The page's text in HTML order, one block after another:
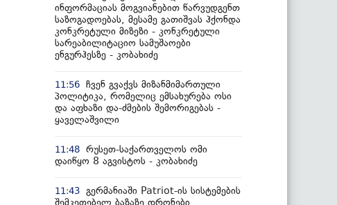
ინფორმაციას მოგვიანებით წარვუდგენთ
საზოგადოებას, მესამე გათიშვას ჰქონდა
კონკრეტული მიზეზი - კონკრეტული
სარეაბილიტაციო სამუშაოები
ენგურჰესზე - კობახიძე
11:56 ჩვენ გვაქვს მიზანმიმართული
პოლიტიკა, რომელიც ემსახურება ოსი
და აფხაზი და-ძმების შემორიგებას -
ყაველაშვილი
11:48 რუსეთ-საქართველოს ომი
დაიწყო 8 აგვისტოს - კობახიძე
11:43 გერმანიაში Patriot-ის სისტემების
შემკეთებელ ბაზაზე დრონები